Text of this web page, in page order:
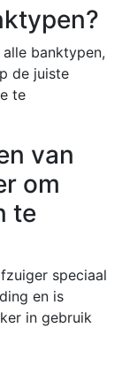
banktypen,
de juiste
te
van
om
te
speciaal
en is
in gebruik